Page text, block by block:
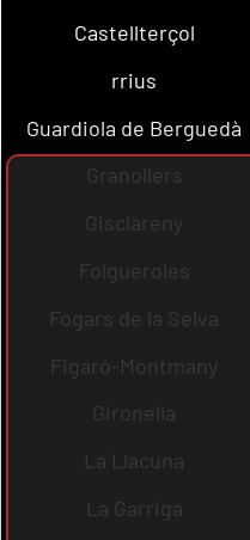
Castellterçol
rrius
Guardiola de Berguedà
Granollers
Gisclareny
Folgueroles
Fogars de la Selva
Figaró-Montmany
Gironella
La Llacuna
La Garriga